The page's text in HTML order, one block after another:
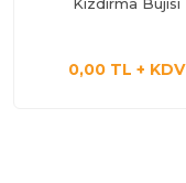
0,00 TL + KDV